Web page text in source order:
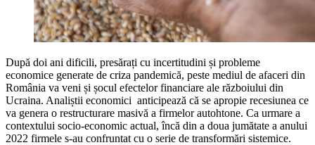
După doi ani dificili, presărați cu incertitudini și probleme
economice generate de criza pandemică, peste mediul de afaceri din
România va veni și șocul efectelor financiare ale războiului din
Ucraina. Analiștii economici anticipează că se apropie recesiunea ce
va genera o restructurare masivă a firmelor autohtone. Ca urmare a
contextului socio-economic actual, încă din a doua jumătate a anului
2022 firmele s-au confruntat cu o serie de transformări sistemice.